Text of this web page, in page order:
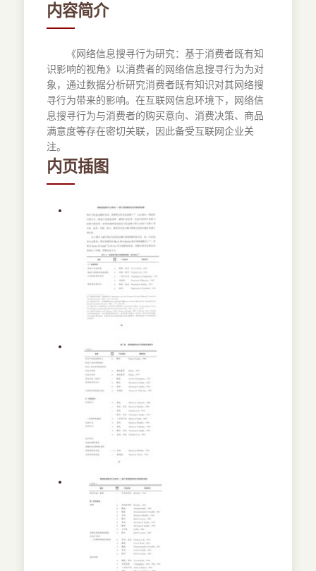
内容简介
《网络信息搜寻行为研究：基于消费者既有知
识影响的视角》以消费者的网络信息搜寻行为为对
象，通过数据分析研究消费者既有知识对其网络搜
寻行为带来的影响。在互联网信息环境下，网络信
息搜寻行为与消费者的购买意向、消费决策、商品
满意度等存在密切关联，因此备受互联网企业关
注。
内页插图